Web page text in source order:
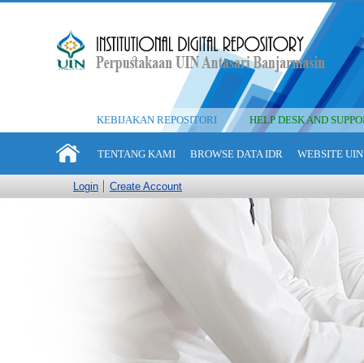
KEBIJAKAN REPOSITORI HELP DESK AND
TENTANG KAMI BROWSE DATA IDR WEBSITE
Login Create Account